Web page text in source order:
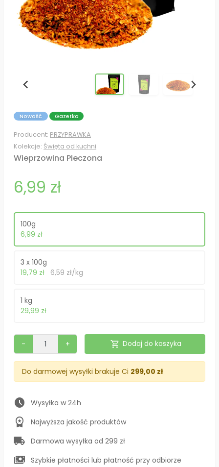
Nowość Gazetka
Producent: PRZYPRAWKA
Kolekcje: Święta od kuchni
Wieprzowina Pieczona
6,99 zł
100g
6,99 zł
3 x 100g
19,79 zł
6,59 zł/kg
1 kg
29,99 zł
- + shopping_cart Dodaj do koszyka
Do darmowej wysyłki brakuje Ci 299,00 zł
schedule Wysyłka w 24h
workspace_premium Najwyższa jakość produktów
local_shipping Darmowa wysyłka od 299 zł
payments Szybkie płatności lub płatność przy odbiorze